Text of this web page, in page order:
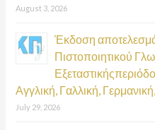
August 3, 2026
Έκδοση
Πιστοποιητικού
Αγγλική, Γαλλική, Γερμανική,
July 29, 2026